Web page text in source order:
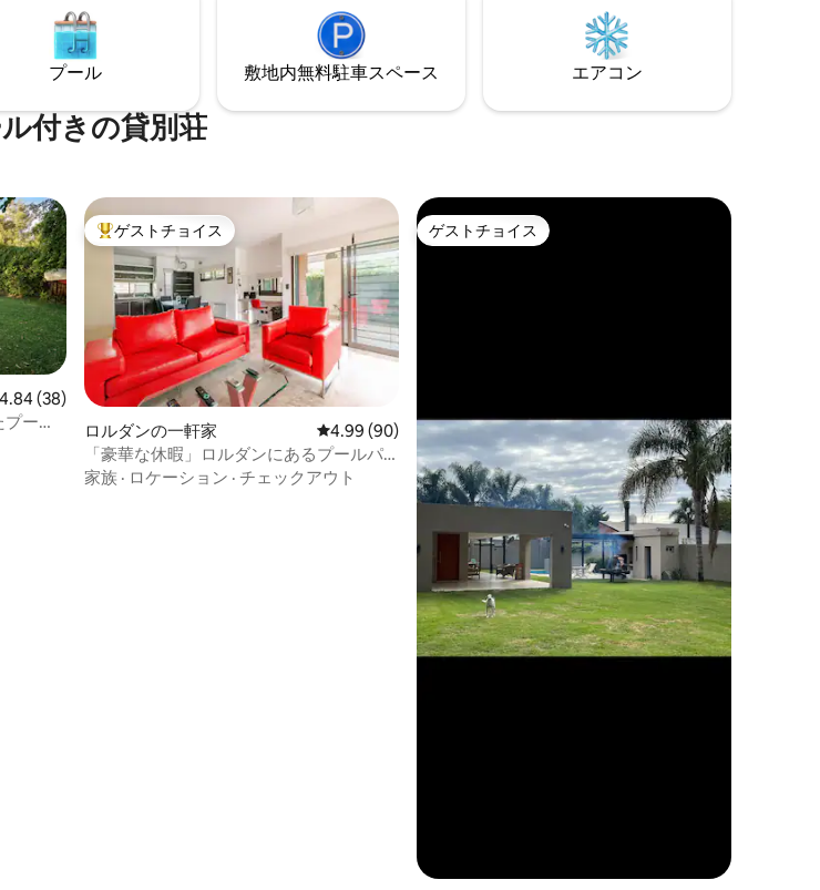
（パイン材ではありません）マットレス/
高品質（マットではありません）
プール 敷地内無料駐⁠車ス⁠ペ⁠ー⁠ス エアコン
付きの貸別荘
ュー38件、5つ星中4.84つ星の平均評価
4.84 (38)
プー
大好評のゲストチョイスです。
ゲストチョイス
ロルダンの一軒家 レビュー90件、5つ星中4.99つ星の平均評価
4.99 (90)
「豪華な休暇」ロルダンにあるプールパ
ーク付きの家
家族 · ロケーション · チェックアウト
ゲストチョイス
ゲストチョイス